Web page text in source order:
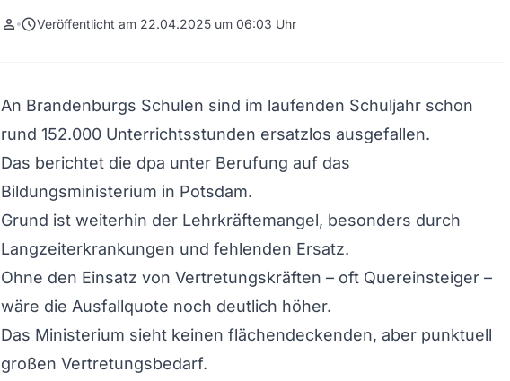
person scheduleVeröffentlicht am 22.04.2025 um 06:03 Uhr
An Brandenburgs Schulen sind im laufenden Schuljahr schon
rund 152.000 Unterrichtsstunden ersatzlos ausgefallen.
Das berichtet die dpa unter Berufung auf das
Bildungsministerium in Potsdam.
Grund ist weiterhin der Lehrkräftemangel, besonders durch
Langzeiterkrankungen und fehlenden Ersatz.
Ohne den Einsatz von Vertretungskräften – oft Quereinsteiger –
wäre die Ausfallquote noch deutlich höher.
Das Ministerium sieht keinen flächendeckenden, aber punktuell
großen Vertretungsbedarf.